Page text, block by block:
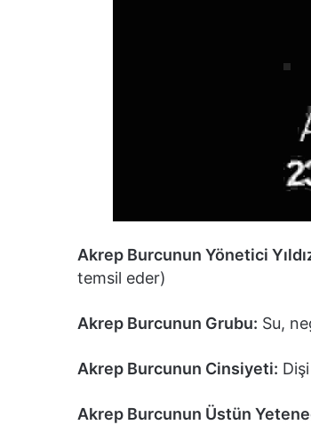
Akrep Burcunun Yönetici
temsil eder)
Akrep Burcunun Grubu: Su,
Akrep Burcunun Cinsiyeti: Dişi
Akrep Burcunun Üstün